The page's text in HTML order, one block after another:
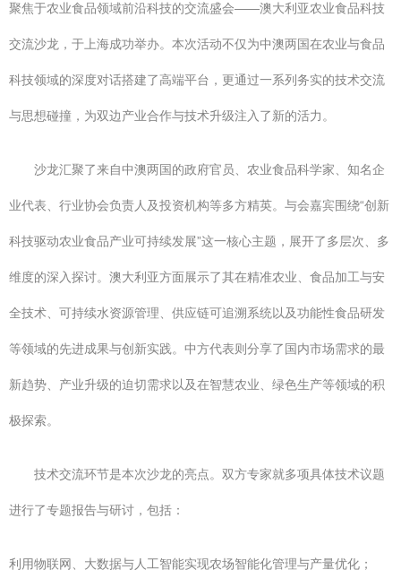
聚焦于农业食品领域前沿科技的交流盛会——澳大利亚农业食品科技
交流沙龙，于上海成功举办。本次活动不仅为中澳两国在农业与食品
科技领域的深度对话搭建了高端平台，更通过一系列务实的技术交流
与思想碰撞，为双边产业合作与技术升级注入了新的活力。
沙龙汇聚了来自中澳两国的政府官员、农业食品科学家、知名企
业代表、行业协会负责人及投资机构等多方精英。与会嘉宾围绕“创新
科技驱动农业食品产业可持续发展”这一核心主题，展开了多层次、多
维度的深入探讨。澳大利亚方面展示了其在精准农业、食品加工与安
全技术、可持续水资源管理、供应链可追溯系统以及功能性食品研发
等领域的先进成果与创新实践。中方代表则分享了国内市场需求的最
新趋势、产业升级的迫切需求以及在智慧农业、绿色生产等领域的积
极探索。
技术交流环节是本次沙龙的亮点。双方专家就多项具体技术议题
进行了专题报告与研讨，包括：
利用物联网、大数据与人工智能实现农场智能化管理与产量优化；